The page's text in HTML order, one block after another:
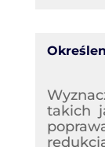
takich